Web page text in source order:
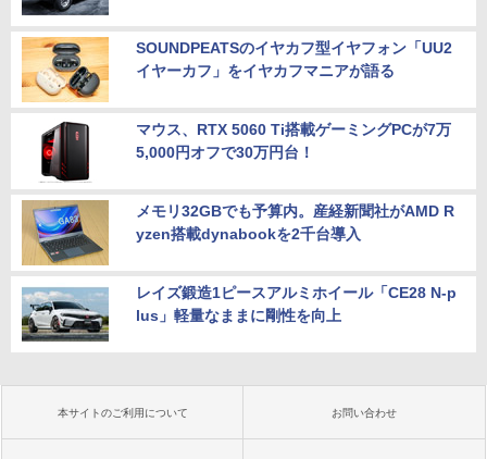
SOUNDPEATSのイヤカフ型イヤフォン「UU2
イヤーカフ」をイヤカフマニアが語る
マウス、RTX 5060 Ti搭載ゲーミングPCが7万
5,000円オフで30万円台！
メモリ32GBでも予算内。産経新聞社がAMD R
yzen搭載dynabookを2千台導入
レイズ鍛造1ピースアルミホイール「CE28 N-p
lus」軽量なままに剛性を向上
本サイトのご利用について お問い合わせ